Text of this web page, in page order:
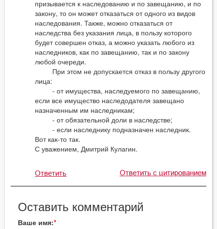
призывается к наследованию и по завещанию, и по
закону, то он может отказаться от одного из видов
наследования. Также, можно отказаться от
наследства без указания лица, в пользу которого
будет совершен отказ, а можно указать любого из
наследников, как по завещанию, так и по закону
любой очереди.
При этом не допускается отказ в пользу другого
лица:
- от имущества, наследуемого по завещанию,
если все имущество наследодателя завещано
назначенным им наследникам;
- от обязательной доли в наследстве;
- если наследнику подназначен наследник.
Вот как-то так.
С уважением, Дмитрий Кулагин.
Ответить Ответить с цитированием
Оставить комментарий
Ваше имя: